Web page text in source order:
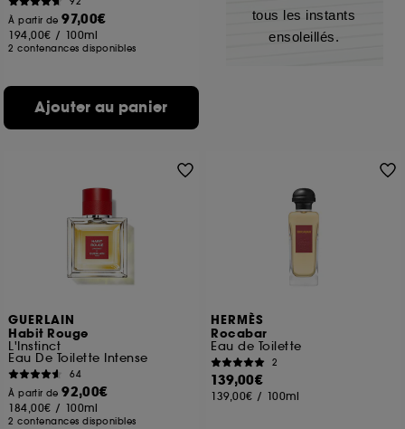
À partir de97,00€
194,00€ / 100ml
2 contenances disponibles
Ajouter au panier
tous les instants
ensoleillés.
GUERLAIN
Habit Rouge
L'Instinct
Eau De Toilette Intense
64
À partir de92,00€
184,00€ / 100ml
2 contenances disponibles
HERMÈS
Rocabar
Eau de Toilette
2
139,00€
139,00€ / 100ml